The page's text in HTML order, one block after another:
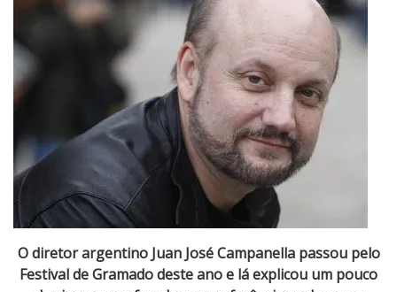
t
v
a
d
e
G
m
O diretor argentino Juan José Campanella passou pelo
Festival de Gramado deste ano e lá explicou um pouco